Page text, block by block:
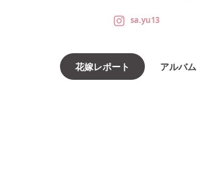
sa.yu13
花嫁レポート アルバム